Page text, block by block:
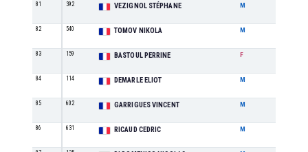
81 392 VEZIGNOL STÉPHANE M
82 540 TOMOV NIKOLA M
83 159 BASTOUL PERRINE F
84 114 DEMARLE ELIOT M
85 602 GARRIGUES VINCENT M
86 631 RICAUD CEDRIC M